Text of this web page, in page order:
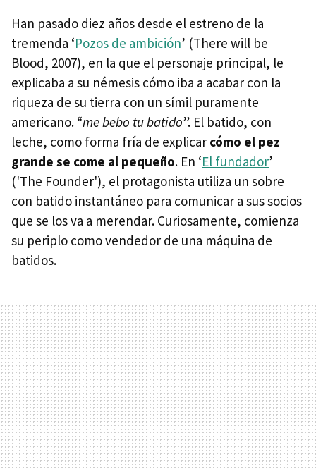
Han pasado diez años desde el estreno de la
tremenda ‘Pozos de ambición’ (There will be
Blood, 2007), en la que el personaje principal, le
explicaba a su némesis cómo iba a acabar con la
riqueza de su tierra con un símil puramente
americano. “me bebo tu batido”. El batido, con
leche, como forma fría de explicar cómo el pez
grande se come al pequeño. En ‘El fundador’
('The Founder'), el protagonista utiliza un sobre
con batido instantáneo para comunicar a sus socios
que se los va a merendar. Curiosamente, comienza
su periplo como vendedor de una máquina de
batidos.